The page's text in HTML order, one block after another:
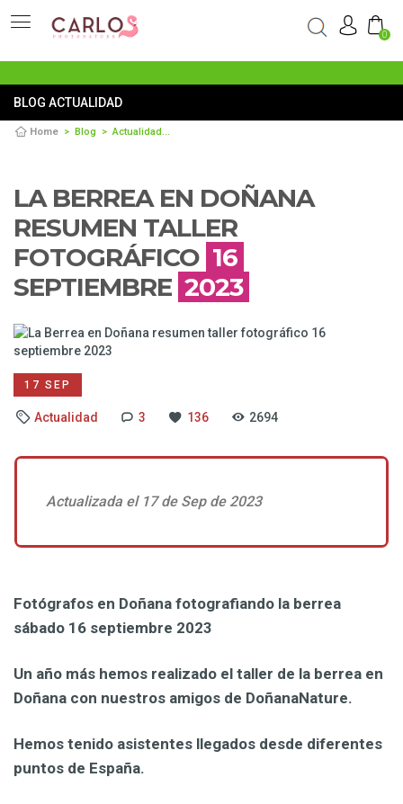
0
BLOG ACTUALIDAD
Home Blog Actualidad
LA BERREA EN DOÑANA
RESUMEN TALLER
FOTOGRÁFICO 16
SEPTIEMBRE 2023
17 SEP
Actualidad 3 136 2694
Actualizada el 17 de Sep de 2023
Fotógrafos en Doñana fotografiando la berrea
sábado 16 septiembre 2023
Un año más hemos realizado el taller de la berrea en
Doñana con nuestros amigos de DoñanaNature.
Hemos tenido asistentes llegados desde diferentes
puntos de España.